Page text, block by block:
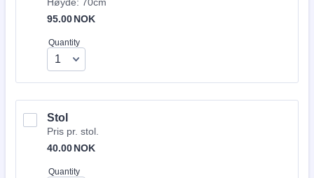
95.00 NOK
95.00NOK
Quantity
Stol
Pris pr. stol.
40.00 NOK
40.00NOK
Quantity